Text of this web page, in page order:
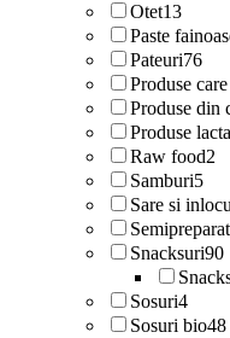
Otet13
Paste
Pateuri76
Produse
Produse din
Produse
Raw food2
Samburi5
Sare si
Snacksuri90
Sosuri4
Sosuri bio48